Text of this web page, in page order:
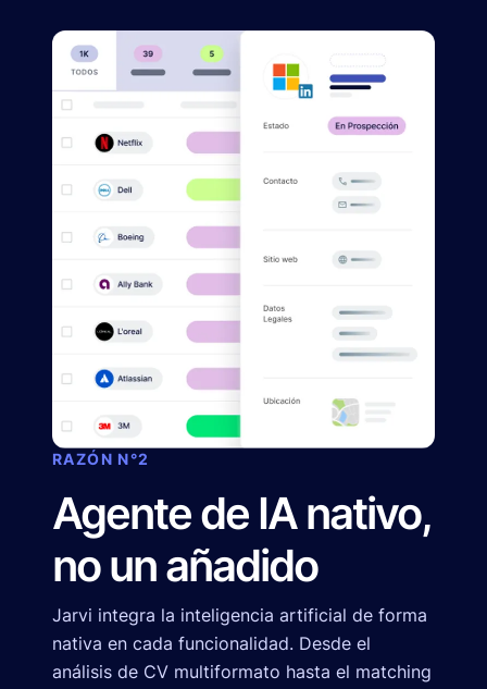
RAZÓN N°2
Agente de IA nativo,
no un añadido
Jarvi integra la inteligencia artificial de forma
nativa en cada funcionalidad. Desde el
análisis de CV multiformato hasta el matching